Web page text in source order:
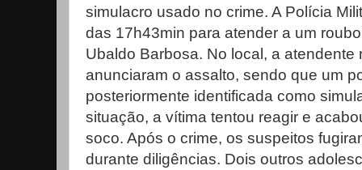
simulacro usado no crime. A Polícia
das 17h43min para atender a um
Ubaldo Barbosa. No local, a
anunciaram o assalto, sendo que um
posteriormente identificada como
situação, a vítima tentou reagir e
soco. Após o crime, os suspeitos
durante diligências. Dois outros